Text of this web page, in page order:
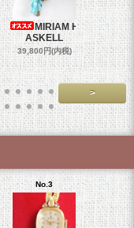
MIRIAM H
ASKELL
39,800円(内税)
オメガマ
スダ
458,000円
>
No.3 No.4